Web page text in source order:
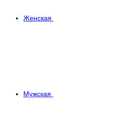
Женская
Мужская